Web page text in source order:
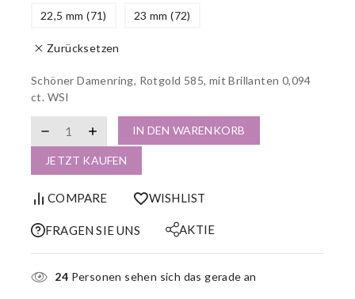
22,5 mm (71) 23 mm (72)
Zurücksetzen
Schöner Damenring, Rotgold 585, mit Brillanten 0,094
ct. WSI
IN DEN WARENKORB
JETZT KAUFEN
COMPARE WISHLIST
FRAGEN SIE UNS AKTIE
24 Personen sehen sich das gerade an